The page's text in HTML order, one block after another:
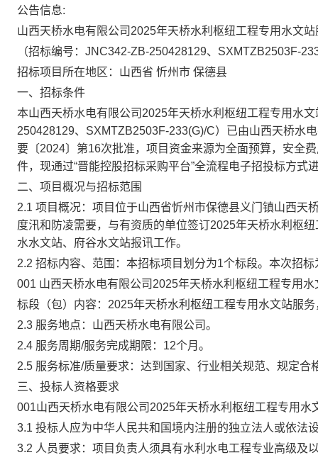
公告信息:
山西天桥水电有限公司 2025年天桥水利枢纽工程专用水文站
（招标编号： JNC342-ZB-250428129、SXMTZB2503F-
招标项目所在地区： 山西省 忻州市 保德县
一、招标条件
本山西天桥水电有限公司 2025年天桥水利枢纽工程专用水
250428129、SXMTZB2503F-233(G)/C）已由山西天桥水
要〔2024〕第16次批准， 项目资金来源为全面预算，安全
件，现通过“晋能控股招标采购平台”全流程电子招投标方式
二、项目概况与招标范围
2.1 项目概况： 项目位于山西省忻州市保德县义门镇山西天
度汛和防凌需要，与有资质的单位签订2025年天桥水利枢
水水文站、府谷水文站报讯工作。
2.2 招标内容、范围：本招标项目划分为1个标段。本次招标
001 山西天桥水电有限公司 2025年天桥水利枢纽工程专用
标段（包）内容： 2025年天桥水利枢纽工程专用水文站服
2.3 服务地点： 山西天桥水电有限公司。
2.4 服务周期/服务完成期限 ： 12个月。
2.5 服务标准/质量要求 ： 达到国家、行业相关规范、规定合
三、投标人资格要求
001山西天桥水电有限公司2025年天桥水利枢纽工程专用
3.1 投标人应为中华人民共和国境内注册的独立法人或依法
3.2 人员要求：项目负责人须具有水利水电工程专业高级及